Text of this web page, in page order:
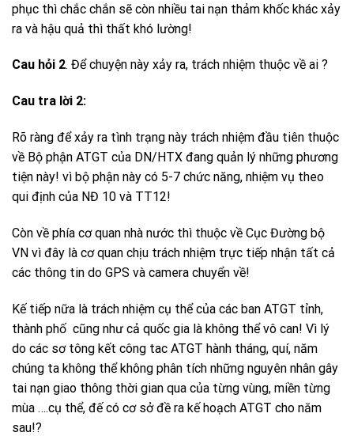
phục thì chắc chắn sẽ còn nhiều tai nạn thảm khốc khác xảy
ra và hậu quả thì thất khó lường!
Cau hỏi 2. Để chuyện này xảy ra, trách nhiệm thuộc về ai ?
Cau tra lời 2:
Rõ ràng để xảy ra tình trạng này trách nhiệm đầu tiên thuộc
về Bộ phận ATGT của DN/HTX đang quản lý những phương
tiện này! vì bộ phận này có 5-7 chức năng, nhiệm vụ theo
qui định của NĐ 10 và TT12!
Còn về phía cơ quan nhà nước thì thuộc về Cục Đường bộ
VN vì đây là cơ quan chịu trách nhiệm trực tiếp nhận tất cả
các thông tin do GPS và camera chuyển về!
Kế tiếp nữa là trách nhiệm cụ thể của các ban ATGT tỉnh,
thành phố cũng như cả quốc gia là không thể vô can! Vì lý
do các sơ tông kết công tac ATGT hành tháng, quí, năm
chúng ta không thể không phân tích những nguyên nhân gây
tai nạn giao thông thời gian qua của từng vùng, miền từng
mùa ….cụ thể, đế có cơ sở đề ra kế hoạch ATGT cho năm
sau!?